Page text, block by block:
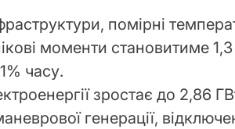
помірні
моменти становитиме
часу.
зростає до 2,86
генерації,